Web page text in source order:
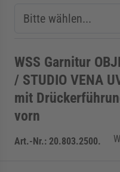
WSS Garnitur
/ STUDIO VENA
mit
vorn
Art.-Nr.: 20.803.2500.